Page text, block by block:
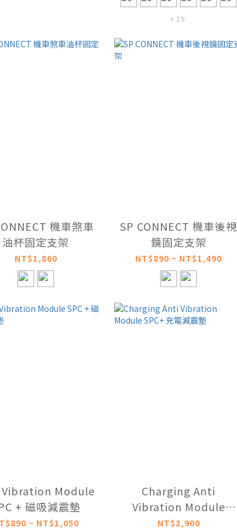
+ 19
機車煞車
油杯固定支架
NT$1,860
SP CONNECT 機車後視
鏡固定支架
NT$890 ~ NT$1,490
Module
+ 磁吸減震墊
~ NT$1,050
Charging Anti
Vibration Module
SPC+ 充電減震墊
NT$2,900